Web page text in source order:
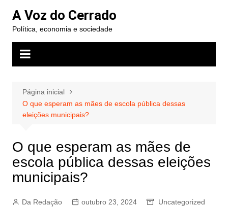
para
conteúdo
A Voz do Cerrado
Política, economia e sociedade
Página inicial
O que esperam as mães de escola pública dessas
eleições municipais?
O que esperam as mães de
escola pública dessas eleições
municipais?
Da Redação outubro 23, 2024 Uncategorized